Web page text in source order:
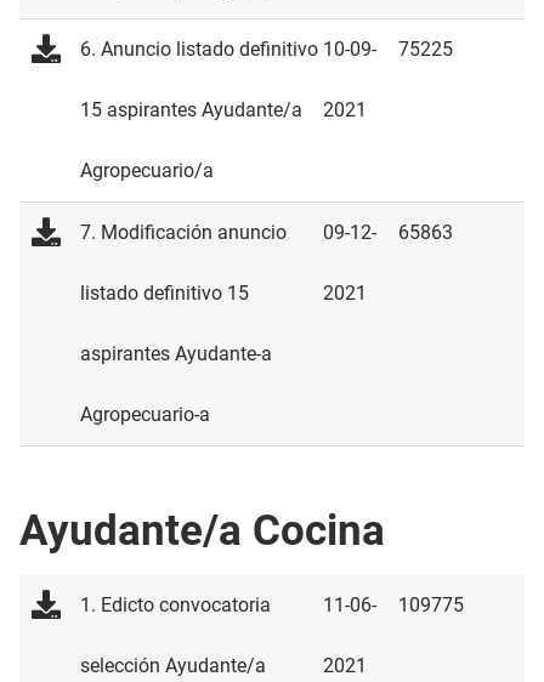
6. Anuncio listado definitivo
15 aspirantes Ayudante/a
Agropecuario/a
10-09-
2021
75225
7. Modificación anuncio
listado definitivo 15
aspirantes Ayudante-a
Agropecuario-a
09-12-
2021
65863
Ayudante/a Cocina
1. Edicto convocatoria
selección Ayudante/a
11-06-
2021
109775